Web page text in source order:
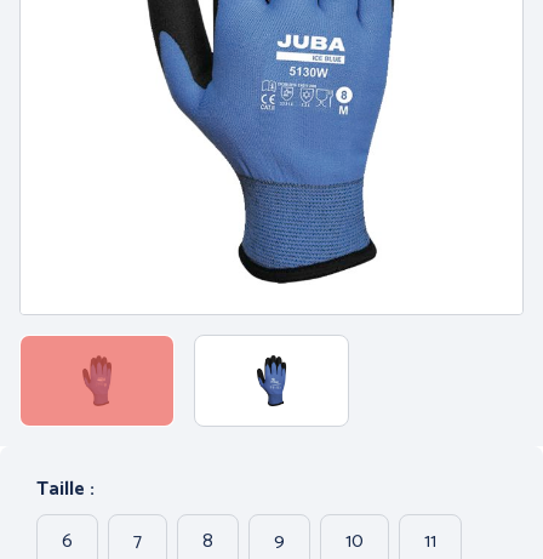
PROTECTION DU CORPS
PROTECTION DU CORPS
- TECHNIQUE -
PROTECTION DU CORPS
- THERMIQUE et
Taille :
6
7 8 9 10 11